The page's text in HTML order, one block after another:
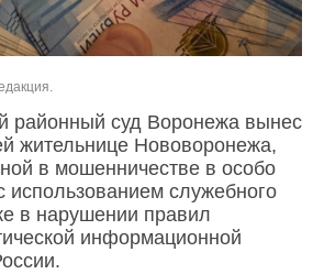
районный суд Воронежа вынес
жительнице Нововоронежа,
в мошенничестве в особо
использованием служебного
в нарушении правил
информационной